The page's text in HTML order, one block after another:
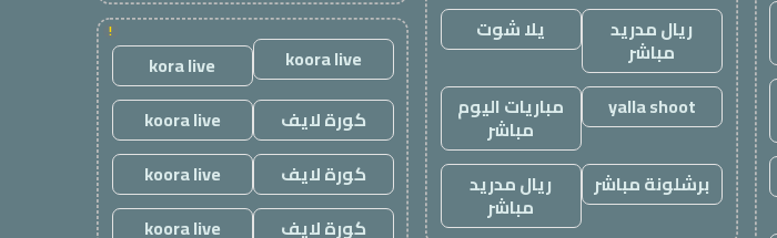
ريال مدريد
مباشر
يلا شوت
yalla shoot مباريات اليوم
مباشر
برشلونة مباشر
ريال مدريد
مباشر
!
koora live
kora live
كورة لايف
koora live
كورة لايف
koora live
كورة لايف
koora live